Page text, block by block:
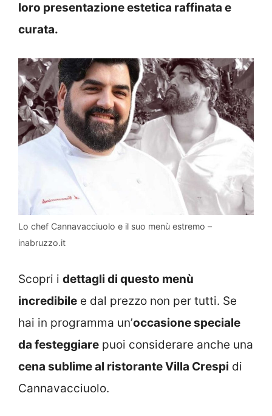
loro presentazione estetica raffinata e
curata.
Lo chef Cannavacciuolo e il suo menù estremo –
inabruzzo.it
Scopri i dettagli di questo menù
incredibile e dal prezzo non per tutti. Se
hai in programma un’occasione speciale
da festeggiare puoi considerare anche una
cena sublime al ristorante Villa Crespi di
Cannavacciuolo.